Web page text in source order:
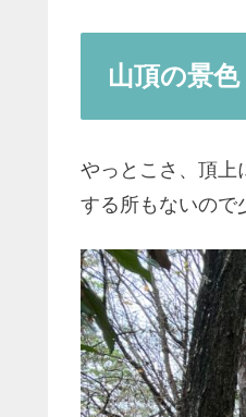
山頂の景色
やっとこさ、頂上
する所もないので